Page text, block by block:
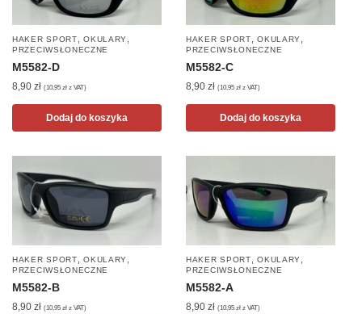
HAKER SPORT ,OKULARY
PRZECIWSŁONECZNE
M5582-D
8,90 zł (10,95 zł z VAT)
Dodaj do koszyka
HAKER SPORT ,OKULARY
PRZECIWSŁONECZNE
M5582-C
8,90zł (10,95zł z VAT)
Dodaj do koszyka
HAKER SPORT ,OKULARY
PRZECIWSŁONECZNE
M5582-B
8,90 zł (10,95 zł z VAT)
HAKER SPORT ,OKULARY
PRZECIWSŁONECZNE
M5582-A
8,90zł (10,95zł z VAT)